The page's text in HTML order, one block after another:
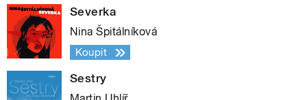
Severka
Nina Špitálníková
Koupit
Sestry